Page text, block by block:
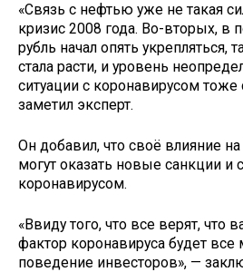
«Связь с нефтью уже не такая
кризис 2008 года. Во-вторых, в
рубль начал опять укрепляться,
стала расти, и уровень
ситуации с коронавирусом тоже
заметил эксперт.
Он добавил, что своё влияние
могут оказать новые санкции и
коронавирусом.
«Ввиду того, что все верят, что
фактор коронавируса будет
поведение инвесторов», —